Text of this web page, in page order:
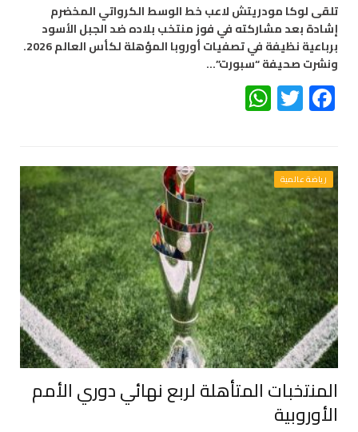
تلقى لوكا مودريتش لاعب خط الوسط الكرواتي المخضرم
إشادة بعد مشاركته في فوز منتخب بلاده ضد الجبل الأسود
برباعية نظيفة في تصفيات أوروبا المؤهلة لكأس العالم 2026.
ونشرت صحيفة “سبورت”…
Facebook
Twitter
رياضة عالمية
المنتخبات المتأهلة لربع نهائي دوري الأمم
الأوروبية